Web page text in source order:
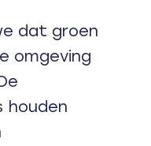
dat groen
omgeving
houden